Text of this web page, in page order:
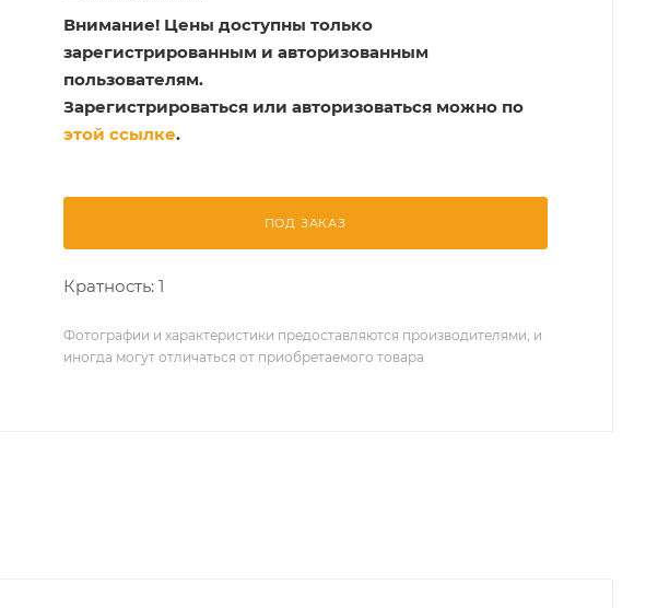
Внимание! Цены доступны только
зарегистрированным и авторизованным
пользователям.
Зарегистрироваться или авторизоваться можно по
этой ссылке.
ПОД ЗАКАЗ
Кратность: 1
Фотографии и характеристики предоставляются производителями, и
иногда могут отличаться от приобретаемого товара